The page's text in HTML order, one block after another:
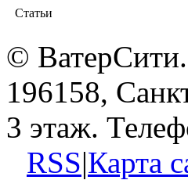
Статьи
©
196158,
3 этаж.
RSS|Карта